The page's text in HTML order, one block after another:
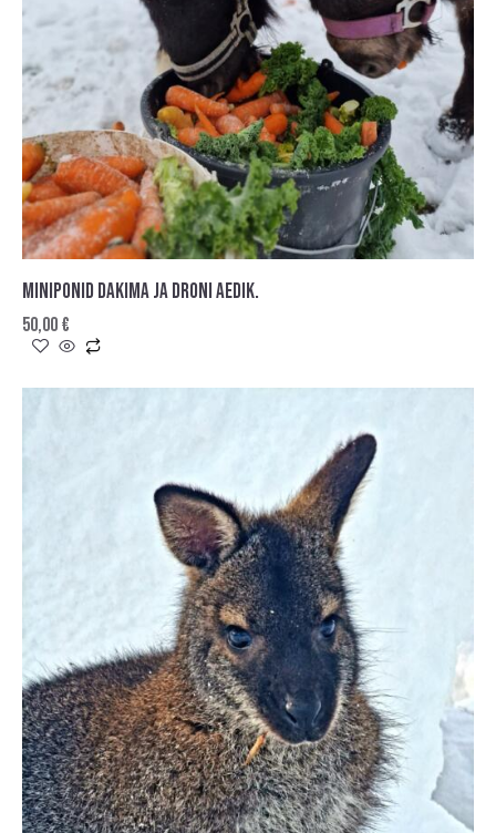
MINIPONID DAKIMA JA DRONI AEDIK.
50,00€